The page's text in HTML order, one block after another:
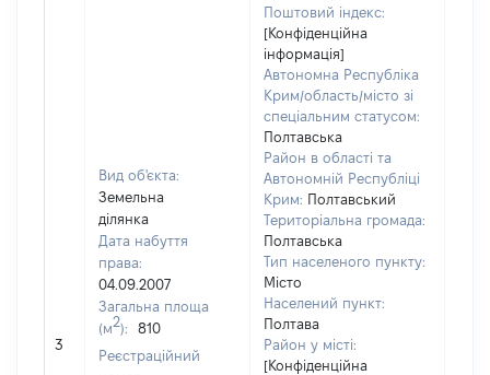
3
Вид об'єкта:
Земельна
ділянка
Дата набуття
права:
04.09.2007
Загальна площа
(м2):
810
Реєстраційний
Поштовий індекс:
[Конфіденційна
інформація]
Автономна Республіка
Крим/область/місто зі
спеціальним статусом:
Полтавська
Район в області та
Автономній Республіці
Крим: Полтавський
Територіальна громада:
Полтавська
Тип населеного пункту:
Місто
Населений пункт:
Полтава
Район у місті:
[Конфіденційна